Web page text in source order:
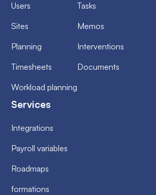
Users
Sites
Planning
Timesheets
Workload planning
Tasks
Memos
Interventions
Documents
Services
Integrations
Payroll variables
Roadmaps
formations